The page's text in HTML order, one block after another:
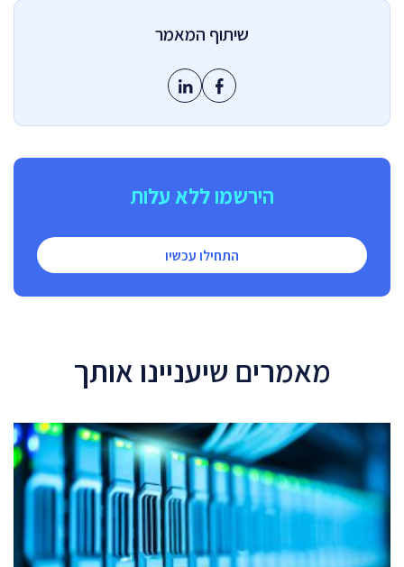
שיתוף המאמר
הירשמו ללא עלות
התחילו עכשיו
מאמרים שיעניינו אותך